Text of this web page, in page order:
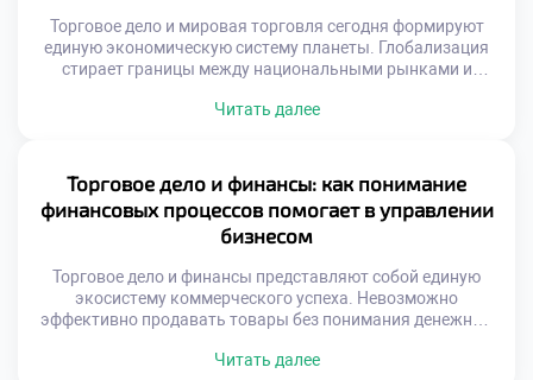
Торговое дело и мировая торговля сегодня формируют
единую экономическую систему планеты. Глобализация
стирает границы между национальными рынками и
обязаны мыслить категориями международного обмена и
связей является обязательным условием
профессионализма. Международные цепочки поставок
связывают производителей и потребителей разных
континентов. […]
Читать далее
Торговое дело и финансы: как понимание
финансовых процессов помогает в управлении
бизнесом
Торговое дело и финансы представляют собой единую
экосистему коммерческого успеха. Невозможно
эффективно продавать товары без понимания денежных
для управленческих решений. Прибыль является лишь
Читать далее